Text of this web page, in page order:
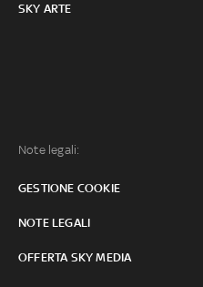
SKY ARTE
Note legali:
GESTIONE COOKIE
NOTE LEGALI
OFFERTA SKY MEDIA